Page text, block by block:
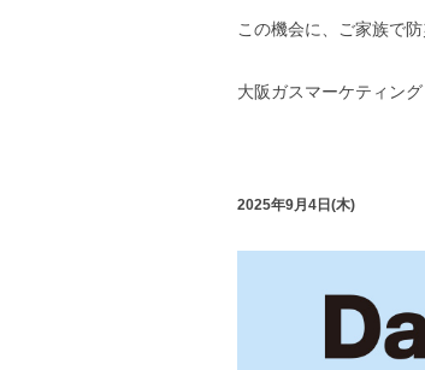
この機会に、ご家族で
大阪ガスマーケティング
2025年9月4日(木)